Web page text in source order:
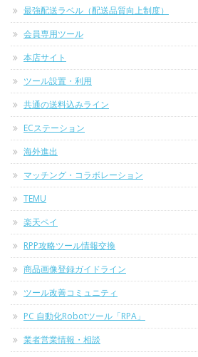
最強配送ラベル（配送品質向上制度）
会員専用ツール
本店サイト
ツール設置・利用
共通の送料込みライン
ECステーション
海外進出
マッチング・コラボレーション
TEMU
楽天ペイ
RPP攻略ツール情報交換
商品画像登録ガイドライン
ツール改善コミュニティ
PC 自動化Robotツール「RPA」
業者営業情報・相談